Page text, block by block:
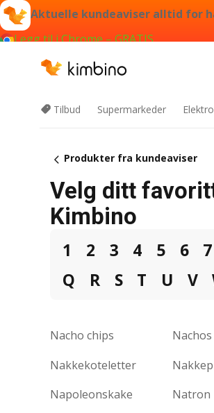
Aktuelle kundeaviser alltid for
Legg til i Chrome – GRATIS
Tilbud Supermarkeder
Produkter fra kundeaviser
Velg ditt
Kimbino
1 2 3 4 5 6 7
Q
R S T U V
Nacho chips Nachos
Nakkekoteletter
Napoleonskake
Natron